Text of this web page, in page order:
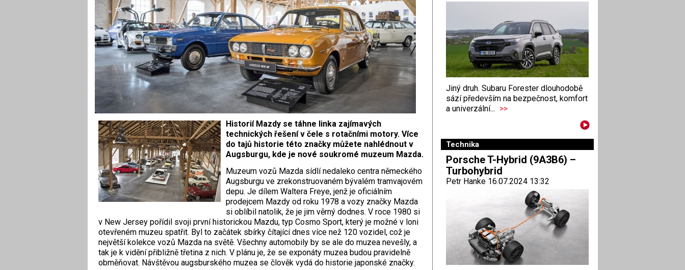
Historií Mazdy se táhne linka zajímavých
technických řešení v čele s rotačními motory. Více
do tajů historie této značky můžete nahlédnout v
Augsburgu, kde je nové soukromé muzeum Mazda.
Muzeum vozů Mazda sídlí nedaleko centra německého
Augsburgu ve zrekonstruovaném bývalém tramvajovém
depu. Je dílem Waltera Freye, jenž je oficiálním
prodejcem Mazdy od roku 1978 a vozy značky Mazda
si oblíbil natolik, že je jim věrný dodnes. V roce 1980 si
v New Jersey pořídil svoji první historickou Mazdu, typ Cosmo Sport, který je možné v loni
otevřeném muzeu spatřit. Byl to začátek sbírky čítající dnes více než 120 vozidel, což je
největší kolekce vozů Mazda na světě. Všechny automobily by se ale do muzea nevešly, a
tak je k vidění přibližně třetina z nich. V plánu je, že se exponáty muzea budou pravidelně
obměňovat. Návštěvou augsburského muzea se člověk vydá do historie japonské značky.
Jiný druh. Subaru Forester dlouhodobě
sází především na bezpečnost, komfort
a univerzální... >>
Technika
Porsche T-Hybrid (9A3B6) –
Turbohybrid
Petr Hanke 16.07.2024 13:32